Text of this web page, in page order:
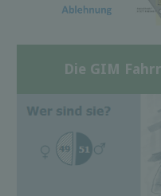
Die GIM